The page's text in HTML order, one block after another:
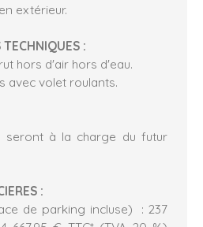
extérieur.
:
hors d'air hors d'eau.
avec volet roulants.
seront à la charge du futur
:
de parking incluse) : 237